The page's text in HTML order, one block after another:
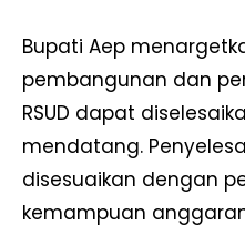
Bupati Aep
pembangunan dan
RSUD dapat
mendatang.
disesuaikan dengan
kemampuan